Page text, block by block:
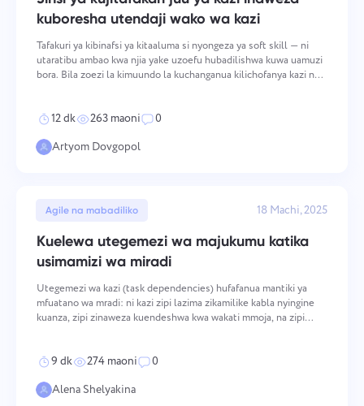
kuboresha utendaji wako wa kazi
Tafakuri ya kibinafsi ya kitaaluma si nyongeza ya soft skill — ni
utaratibu ambao kwa njia yake uzoefu hubadilishwa kuwa uamuzi
bora. Bila zoezi la kimuundo la kuchanganua kilichofanya kazi na
12 dk 263 maoni
0
Artyom Dovgopol
Agile na mabadiliko 18 Machi, 2025
Kuelewa utegemezi wa majukumu katika
usimamizi wa miradi
Utegemezi wa kazi (task dependencies) hufafanua mantiki ya
mfuatano wa mradi: ni kazi zipi lazima zikamilike kabla nyingine
kuanza, zipi zinaweza kuendeshwa kwa wakati mmoja, na zipi
9 dk 274 maoni
0
Alena Shelyakina
Vinjari faili
Nambari ya simu
Email
Ujumbe wako
wa data yako ya kibinafsi kwa mujibu wa
Vinjari faili
Your message has been sent
successfully
We will contact you soon
Asante kwa kuwa sehemu ya
Taskee
Tutajitahidi kujifunza na kujaribu kuitumia katika
bidhaa. Unatusaidia kuwa bora kila siku!
Inavyofanya kazi
Kwa kubonyeza kitufe, unathibitisha ridhaa
yako ya usindikaji wa